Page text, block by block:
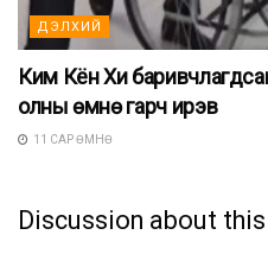
ДЭЛХИЙ
Ким Кён Хи
олны өмнө гарч ирэв
11 САР ӨМНӨ
Discussion about